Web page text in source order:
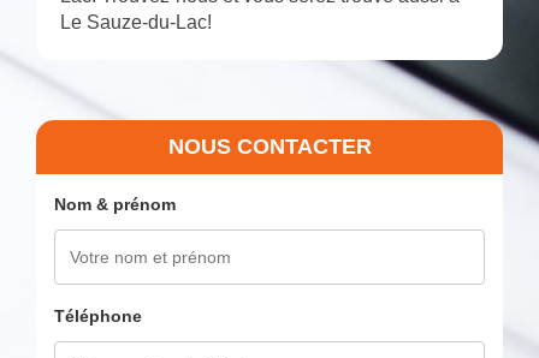
Le Sauze-du-Lac!
NOUS CONTACTER
Nom & prénom
Téléphone